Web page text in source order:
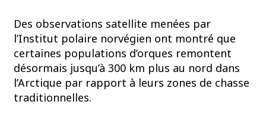
Des observations satellite menées par
l’Institut polaire norvégien ont montré que
certaines populations d’orques remontent
désormais jusqu’à 300 km plus au nord dans
l’Arctique par rapport à leurs zones de chasse
traditionnelles.